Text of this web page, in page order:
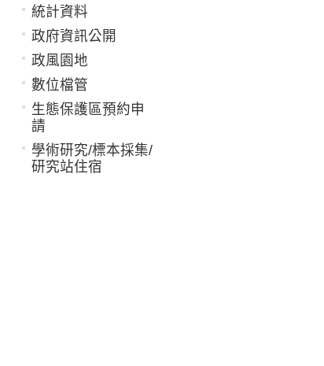
統計資料
政府資訊公開
政風園地
數位檔管
生態保護區預約申
請
學術研究/標本採集/
研究站住宿